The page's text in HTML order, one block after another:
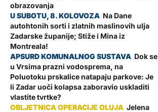
obrazovanja
Na Dane
autohtonih sorti i zlatnih maslinovih ulja
Zadarske županije; Stiže i Mina iz
Montreala!
Dok se
u Vrsima prazni vodosprema, na
Poluotoku prskalice natapaju parkove: Je
li Zadar uoči kolapsa zaboravio uskladiti
vlastite tvrtke?
Jelena